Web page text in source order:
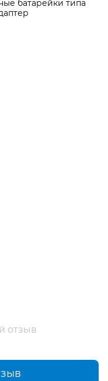
батарейки типа
отзыв